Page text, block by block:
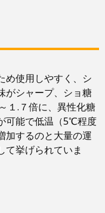
め使用しやすく、シ
がシャープ、ショ糖
１.７倍に、異性化糖
可能で低温（5℃程度
加するのと大量の運
て挙げられていま